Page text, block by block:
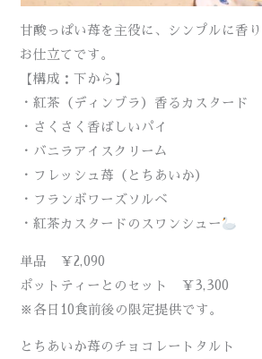
甘酸っぱい苺を主役に、シンプルに香
お仕立てです。
【構成：下から】
・紅茶（ディンブラ）香るカスタード
・さくさく香ばしいパイ
・バニラアイスクリーム
・フレッシュ苺（とちあいか）
・フランボワーズソルベ
・紅茶カスタードのスワンシュー
単品 ￥2,090
ポットティーとのセット ￥3,300
※各日10食前後の限定提供です。
とちあいか苺のチョコレートタルト